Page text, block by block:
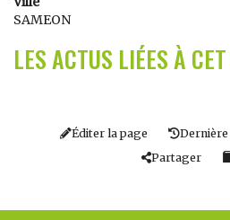
SAMEON
LES ACTUS LIÉES À
Éditer la page
Dernière
Partager